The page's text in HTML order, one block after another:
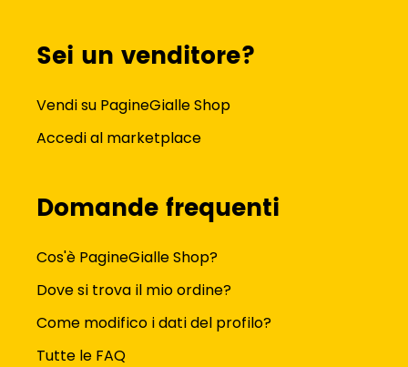
Sei un venditore?
Vendi su PagineGialle Shop
Accedi al marketplace
Domande frequenti
Cos'è PagineGialle Shop?
Dove si trova il mio ordine?
Come modifico i dati del profilo?
Tutte le FAQ